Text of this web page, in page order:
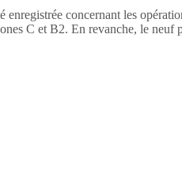
concernant les
C et B2. En revanche, le neuf